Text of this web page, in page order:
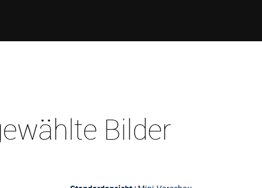
Bilder